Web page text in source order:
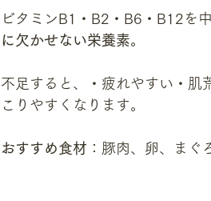
ビタミンB1・B2・B6・B12を
に欠かせない栄養素。
不足すると、・疲れやすい・肌
こりやすくなります。
おすすめ食材 ：豚肉、卵、ま